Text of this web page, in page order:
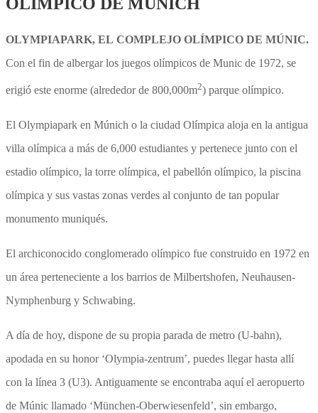
OLYMPIAPARK, EL COMPLEJO OLÍMPICO DE MÚNIC.
Con el fin de albergar los juegos olímpicos de Munic de 1972, se
erigió este enorme (alrededor de 800,000m2) parque olímpico.
El Olympiapark en Múnich o la ciudad Olímpica aloja en la antigua
villa olímpica a más de 6,000 estudiantes y pertenece junto con el
estadio olímpico, la torre olímpica, el pabellón olímpico, la piscina
olímpica y sus vastas zonas verdes al conjunto de tan popular
monumento muniqués.
El archiconocido conglomerado olímpico fue construido en 1972 en
un área perteneciente a los barrios de Milbertshofen, Neuhausen-
Nymphenburg y Schwabing.
A día de hoy, dispone de su propia parada de metro (U-bahn),
apodada en su honor ‘Olympia-zentrum’, puedes llegar hasta allí
con la línea 3 (U3). Antiguamente se encontraba aquí el aeropuerto
de Múnic llamado ‘München-Oberwiesenfeld’, sin embargo,